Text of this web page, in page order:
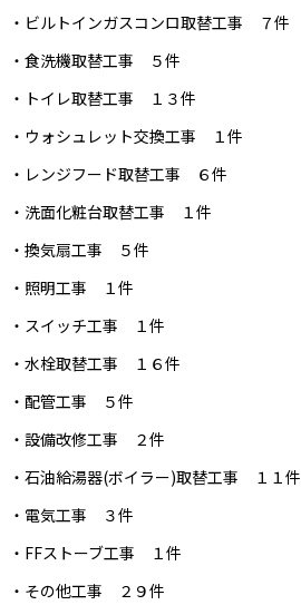
・ビルトインガスコンロ取替工事 ７件
・食洗機取替工事 ５件
・トイレ取替工事 １３件
・ウォシュレット交換工事 １件
・レンジフード取替工事 ６件
・洗面化粧台取替工事 １件
・換気扇工事 ５件
・照明工事 １件
・スイッチ工事 １件
・水栓取替工事 １６件
・配管工事 ５件
・設備改修工事 ２件
・石油給湯器(ボイラー)取替工事 １１件
・電気工事 ３件
・FFストーブ工事 １件
・その他工事 ２９件